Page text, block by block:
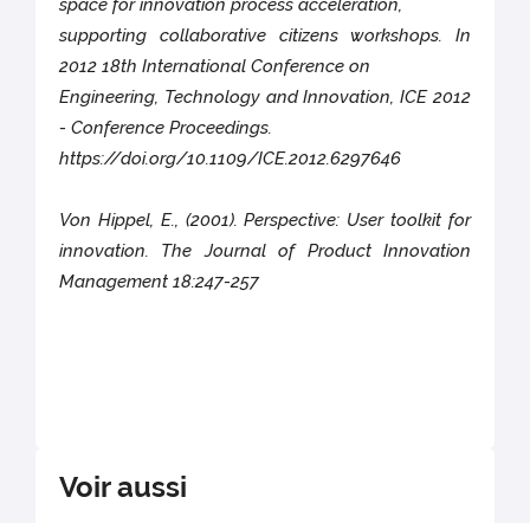
space for innovation process acceleration,
supporting collaborative citizens workshops. In
2012 18th International Conference on
Engineering, Technology and Innovation, ICE 2012
- Conference Proceedings.
https://doi.org/10.1109/ICE.2012.6297646
Von Hippel, E., (2001). Perspective: User toolkit for
innovation. The Journal of Product Innovation
Management 18:247-257
Voir aussi